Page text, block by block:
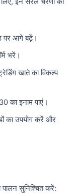
पर आगे बढ़ें।
भरें।
खाते का विकल्प
का इनाम पाएं।
का उपयोग करें और
पालन सुनिश्चित करें: